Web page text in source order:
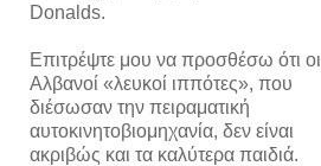
Donalds.
Επιτρέψτε μου να προσθέσω ότι οι
Αλβανοί «λευκοί ιππότες», που
διέσωσαν την πειραματική
αυτοκινητοβιομηχανία, δεν είναι
ακριβώς και τα καλύτερα παιδιά.